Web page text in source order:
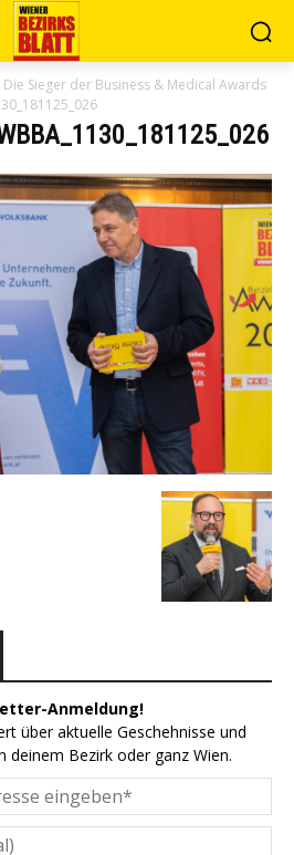
Sieger der Business & Medical Awards
Anmeldung!
über aktuelle Geschehnisse und
deinem Bezirk oder ganz Wien.